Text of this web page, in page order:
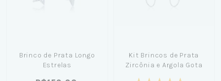
Brinco de Prata Longo
Estrelas
Kit Brincos de Prata
Zircônia e Argola Gota